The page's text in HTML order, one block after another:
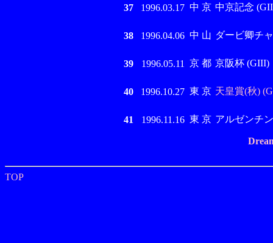
37 1996.03.17 中 京 中京記念
38 1996.04.06 中 山 ダービ卿チ
39 1996.05.11 京 都 京阪杯 (GIII)
40 1996.10.27 東 京 天皇賞(秋)
41 1996.11.16 東 京 アルゼンチ
TOP